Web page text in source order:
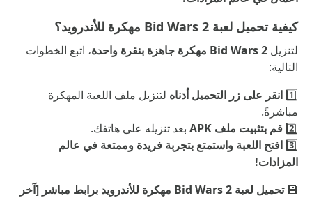
كيفية تحميل لعبة Bid Wars 2 مهكرة للأندرويد؟
لتنزيل Bid Wars 2 مهكرة جاهزة بنقرة واحدة
، اتبع الخطوات
التالية:
1️⃣انقر على زر التحميل أدناه لتنزيل ملف اللعبة المهكرة
مباشرةً.
2️⃣قم بتثبيت ملف APK
بعد تنزيله على هاتفك.
3️⃣افتح اللعبة واستمتع بتجربة فريدة وممتعة في عالم
المزادات!
💾
تحميل لعبة Bid Wars 2 مهكرة للأندرويد برابط مباشر [آخر